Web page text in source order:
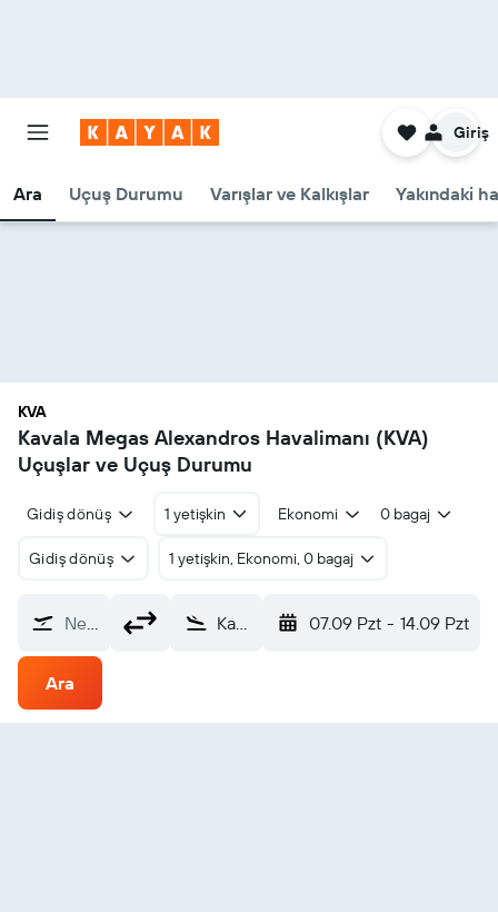
Ara Uçuş Durumu Varışlar ve Kalkışlar Yakındaki
Giriş
KVA
Kavala Megas Alexandros Havalimanı (KVA)
Uçuşlar ve Uçuş Durumu
Gidiş dönüş 1 yetişkin Ekonomi 0 bagaj
Gidiş dönüş 1 yetişkin, Ekonomi, 0 bagaj
Nereden? Kavala Megas Alexandros (KVA) 07.09 Pzt - 14.09 Pzt
Ara